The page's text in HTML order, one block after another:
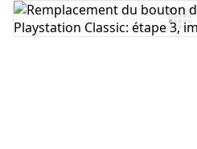
Ajouter un commentaire